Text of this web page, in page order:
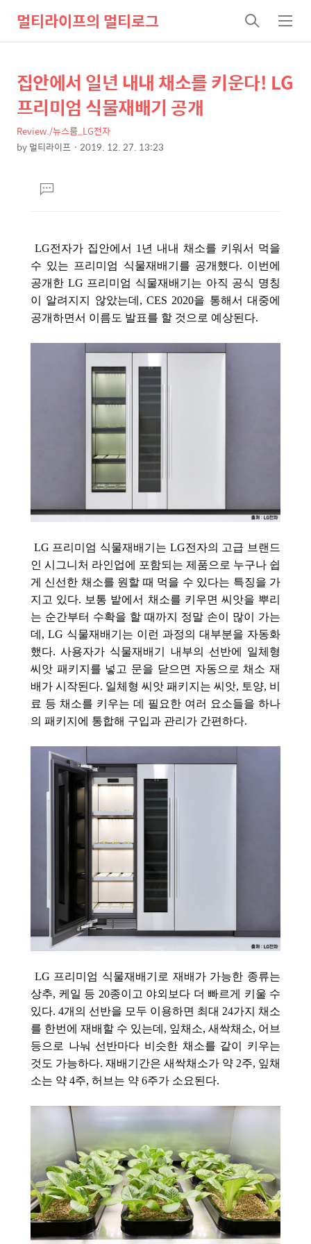
멀티라이프의 멀티로그
검
색
메
뉴
상
세
컨
텐
본
문
제
목
집안에서 일년 내내 채소를 키운다! LG
프리미엄 식물재배기 공개
Review./뉴스룸_LG전자
by멀티라이프 2019. 12. 27. 13:23
댓
글
LG전자가 집안에서 1년 내내 채소를 키워서 먹을
수 있는 프리미엄 식물재배기를 공개했다. 이번에
공개한 LG 프리미엄 식물재배기는 아직 공식 명칭
이 알려지지 않았는데, CES 2020을 통해서 대중에
공개하면서 이름도 발표를 할 것으로 예상된다.
LG 프리미엄 식물재배기는 LG전자의 고급 브랜드
인 시그니처 라인업에 포함되는 제품으로 누구나 쉽
게 신선한 채소를 원할 때 먹을 수 있다는 특징을 가
지고 있다. 보통 밭에서 채소를 키우면 씨앗을 뿌리
는 순간부터 수확을 할 때까지 정말 손이 많이 가는
데, LG 식물재배기는 이런 과정의 대부분을 자동화
했다. 사용자가 식물재배기 내부의 선반에 일체형
씨앗 패키지를 넣고 문을 닫으면 자동으로 채소 재
배가 시작된다. 일체형 씨앗 패키지는 씨앗, 토양, 비
료 등 채소를 키우는 데 필요한 여러 요소들을 하나
의 패키지에 통합해 구입과 관리가 간편하다.
LG 프리미엄 식물재배기 로 재배가 가능한 종류는
상추, 케일 등 20종이고 야외보다 더 빠르게 키울 수
있다. 4개의 선반을 모두 이용하면 최대 24가지 채소
를 한번에 재배할 수 있는데, 잎채소, 새싹채소, 어브
등으로 나눠 선반마다 비슷한 채소를 같이 키우는
것도 가능하다. 재배기간은 새싹채소가 약 2주, 잎채
소는 약 4주, 허브는 약 6주가 소요된다.